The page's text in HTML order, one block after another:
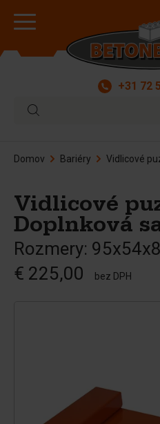
+31 72
Domov Bariéry Vidlicové
Vidlicové
Doplnková
Rozmery:
€ 225,00
bez DPH